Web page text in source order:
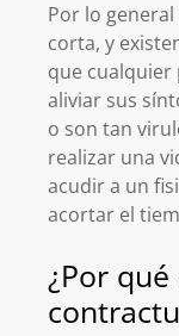
Por lo
corta, y
que cualquier
aliviar sus
o son tan
realizar una
acudir a un
acortar el
¿Por